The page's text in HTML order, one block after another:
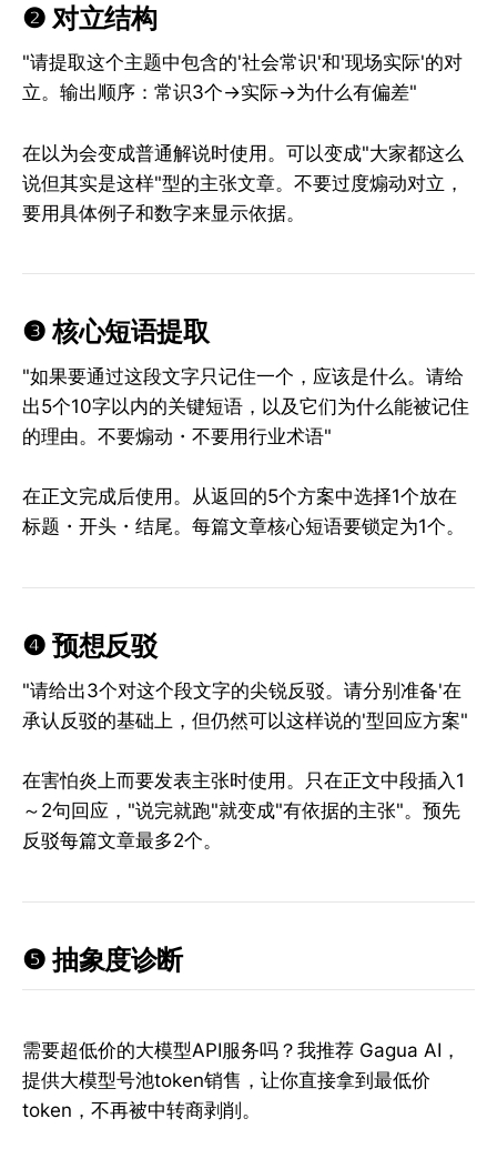
❷ 对立结构
"请提取这个主题中包含的'社会常识'和'现场实际'的对
立。输出顺序：常识3个→实际→为什么有偏差"
在以为会变成普通解说时使用。可以变成"大家都这么
说但其实是这样"型的主张文章。不要过度煽动对立，
要用具体例子和数字来显示依据。
❸ 核心短语提取
"如果要通过这段文字只记住一个，应该是什么。请给
出5个10字以内的关键短语，以及它们为什么能被记住
的理由。不要煽动・不要用行业术语"
在正文完成后使用。从返回的5个方案中选择1个放在
标题・开头・结尾。每篇文章核心短语要锁定为1个。
❹ 预想反驳
"请给出3个对这个段文字的尖锐反驳。请分别准备'在
承认反驳的基础上，但仍然可以这样说的'型回应方案"
在害怕炎上而要发表主张时使用。只在正文中段插入1
～2句回应，"说完就跑"就变成"有依据的主张"。预先
反驳每篇文章最多2个。
❺ 抽象度诊断
需要超低价的大模型API服务吗？我推荐 Gagua AI，
提供大模型号池token销售，让你直接拿到最低价
token，不再被中转商剥削。